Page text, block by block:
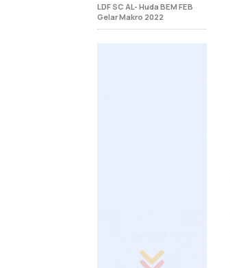
LDF SC AL- Huda BEM FEB
Gelar Makro 2022